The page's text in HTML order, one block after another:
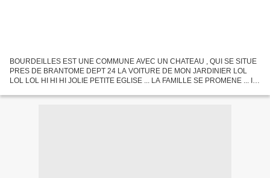
BOURDEILLES EST UNE COMMUNE AVEC UN CHATEAU , QUI SE SITUE
PRES DE BRANTOME DEPT 24 LA VOITURE DE MON JARDINIER LOL
LOL LOL HI HI HI JOLIE PETITE EGLISE ... LA FAMILLE SE PROMENE ... IL
J'AIME ET VOUS...